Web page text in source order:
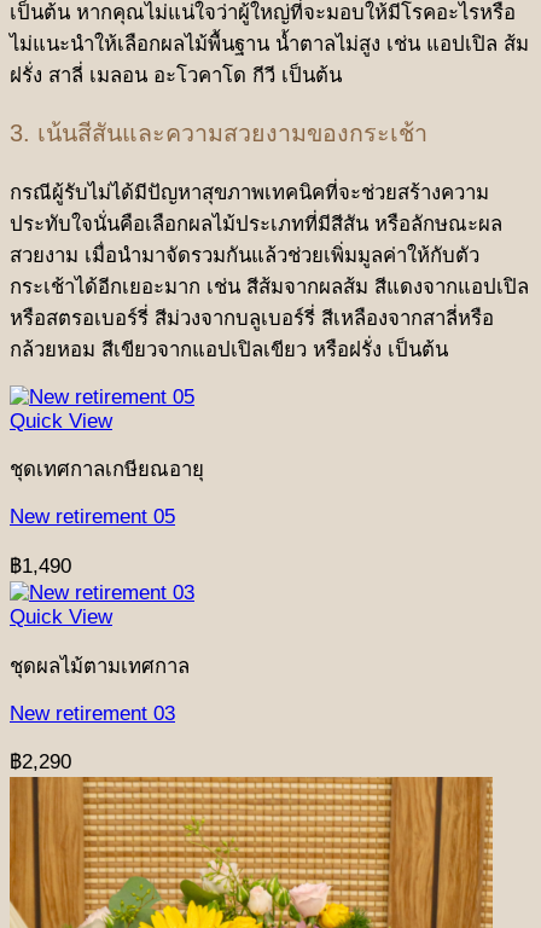
เป็นต้น หากคุณไม่แน่ใจว่าผู้ใหญ่ที่จะมอบให้มีโรคอะไรหรือ
ไม่แนะนำให้เลือกผลไม้พื้นฐาน น้ำตาลไม่สูง เช่น แอปเปิล ส้ม
ฝรั่ง สาลี่ เมลอน อะโวคาโด กีวี เป็นต้น
3. เน้นสีสันและความสวยงามของกระเช้า
กรณีผู้รับไม่ได้มีปัญหาสุขภาพเทคนิคที่จะช่วยสร้างความ
ประทับใจนั่นคือเลือกผลไม้ประเภทที่มีสีสัน หรือลักษณะผล
สวยงาม เมื่อนำมาจัดรวมกันแล้วช่วยเพิ่มมูลค่าให้กับตัว
กระเช้าได้อีกเยอะมาก เช่น สีส้มจากผลส้ม สีแดงจากแอปเปิล
หรือสตรอเบอร์รี่ สีม่วงจากบลูเบอร์รี่ สีเหลืองจากสาลี่หรือ
กล้วยหอม สีเขียวจากแอปเปิลเขียว หรือฝรั่ง เป็นต้น
Quick View
ชุดเทศกาลเกษียณอายุ
New retirement 05
฿1,490
Quick View
ชุดผลไม้ตามเทศกาล
New retirement 03
฿2,290